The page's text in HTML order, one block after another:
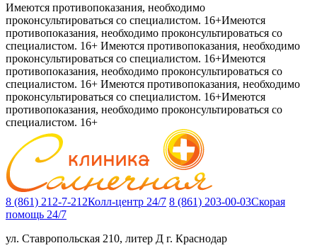
Имеются противопоказания, необходимо
проконсультироваться со специалистом. 16+Имеются
противопоказания, необходимо проконсультироваться со
специалистом. 16+ Имеются противопоказания, необходимо
проконсультироваться со специалистом. 16+Имеются
противопоказания, необходимо проконсультироваться со
специалистом. 16+ Имеются противопоказания, необходимо
проконсультироваться со специалистом. 16+Имеются
противопоказания, необходимо проконсультироваться со
специалистом. 16+
8 (861) 212-7-212Колл-центр 24/7 8 (861) 203-00-03Скорая
помощь 24/7
ул. Ставропольская 210, литер Д г. Краснодар